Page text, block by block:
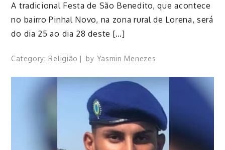
A tradicional Festa de São Benedito, que acontece
no bairro Pinhal Novo, na zona rural de Lorena, será
do dia 25 ao dia 28 deste […]
Category: Religião by Yasmin Menezes